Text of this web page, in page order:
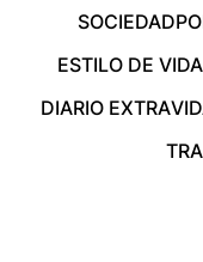
SOCIEDAD
ESTILO DE VIDA
DIARIO EXTRA